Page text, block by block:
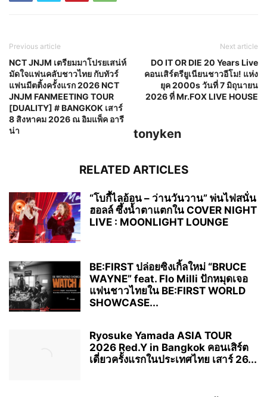
Previous article
NCT JNJM เตรียมมาโปรยเสน่ห์
มัดใจแฟนคลับชาวไทย กับทัวร์
แฟนมีตติ้งครั้งแรก 2026 NCT
JNJM FANMEETING TOUR
[DUALITY] # BANGKOK เสาร์
8 สิงหาคม 2026 ณ อิมแพ็ค อารี
น่า
Next article
DO IT OR DIE 20 Years Live
คอนเสิร์ตรียูเนียนชาวอีโม! แห่ง
ยุค 2000s วันที่ 7 มิถุนายน
2026 ที่ Mr.FOX LIVE HOUSE
tonyken
RELATED ARTICLES
“โบกี้ไลอ้อน – ว่านวันวาน” พ่นไฟสนั่น
ฮอลล์ ซึ้งน้ำตาแตกใน COVER NIGHT
LIVE : MOONLIGHT LOUNGE
BE:FIRST ปล่อยซิงเกิ้ลใหม่ “BRUCE
WAYNE” feat. Flo Milli ปักหมุดเจอ
แฟนชาวไทยใน BE:FIRST WORLD
SHOWCASE...
Ryosuke Yamada ASIA TOUR
2026 Red.Y in Bangkok คอนเสิร์ต
เดี่ยวครั้งแรกในประเทศไทย เสาร์ 26...